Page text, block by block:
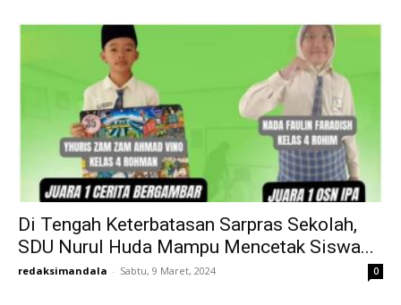
Di Tengah Keterbatasan Sarpras Sekolah,
SDU Nurul Huda Mampu Mencetak Siswa...
redaksimandala - Sabtu, 9 Maret, 2024 0